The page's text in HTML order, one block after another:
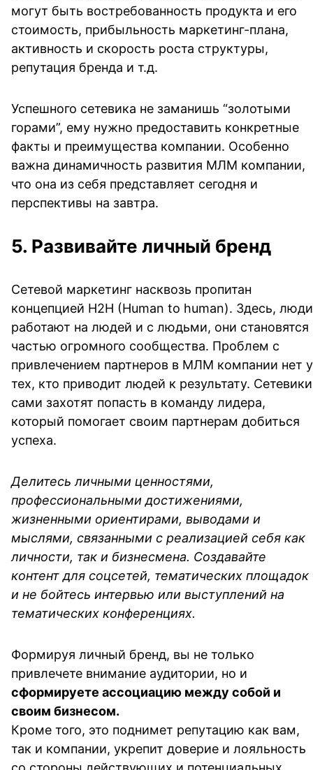
могут быть востребованность продукта и его
стоимость, прибыльность маркетинг-плана,
активность и скорость роста структуры,
репутация бренда и т.д.
Успешного сетевика не заманишь “золотыми
горами”, ему нужно предоставить конкретные
факты и преимущества компании. Особенно
важна динамичность развития МЛМ компании,
что она из себя представляет сегодня и
перспективы на завтра.
5. Развивайте личный бренд
Сетевой маркетинг насквозь пропитан
концепцией H2H (Human to human). Здесь, люди
работают на людей и с людьми, они становятся
частью огромного сообщества. Проблем с
привлечением партнеров в МЛМ компании нет у
тех, кто приводит людей к результату. Сетевики
сами захотят попасть в команду лидера,
который помогает своим партнерам добиться
успеха.
Делитесь личными ценностями,
профессиональными достижениями,
жизненными ориентирами, выводами и
мыслями, связанными с реализацией себя как
личности, так и бизнесмена. Создавайте
контент для соцсетей, тематических площадок
и не бойтесь интервью или выступлений на
тематических конференциях.
Формируя личный бренд, вы не только
привлечете внимание аудитории, но и
сформируете ассоциацию между собой и
своим бизнесом.
Кроме того, это поднимет репутацию как вам,
так и компании, укрепит доверие и лояльность